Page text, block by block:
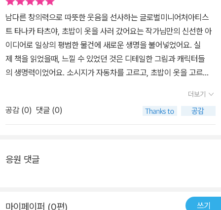
은 뒤 펼쳐보는 상상의 나래는 정말 재미있어 할 거에요 루나는 자기
가 좋아하는 초코소라빵으로 기차를 만들어서 안에 사탕 친구들을 태
우겠다며 즐거워 했는데요 강요하지 않아도 혼자서 이것 저것 상상하
느라 신이 난 아이 모습에 저도 덩달아 기분이 좋아지는 느낌이 들었
어요​아이에게 생각하고 상상하는 즐거움을 일깨워 줄 멋진 그림책을
찾으시는 분들께는 타나카 타츠야 작가님의 작품 ' 초밥이 옷을 사러
고상상하기 시작했다.아이들의 상상력을 자극하고스스로 새로운 상
상을 하게 만들어 주는 책인 것 같다.그리고옷 사러 갈 때,머리 깎으러
갈 때,샌드위치를 만들거나 살 때만두를 먹을 때 등등생활 속에서이
책이 많이 생각나게 될 것 같다.[출판사로부터 도서 협찬을 받았고 본
인의 주관적인 견해에 의하여 작성함]
남다른 창의력으로 따뜻한 웃음을 선사하는 글로벌미니어처아티스
트 타나카 타츠야, 초밥이 옷을 사러 갔어요는 작가님만의 신선한 아
이디어로 일상의 평범한 물건에 새로운 생명을 불어넣었어요. 실
제 책을 읽었을때, 느낄 수 있었던 것은 디테일한 그림과 캐릭터들
의 생명력이었어요. 소시지가 자동차를 고르고, 초밥이 옷을 고르
도 모르게 함께 웃고 함께 상상하게 되더라구요 : )이 책은 평소 유투
브나 게임 콘텐츠에 익숙해져 있었던 아이들의 상상력과 창의력을 키
워주는데 좋은 재료가 될 거라고 생각해요. 저희 큰 딸은 처음에는 자
에는 어떻게 이런 생각을 할 수있지?? 라며 계속 감탄을 하더라구
려 줄 거예요저와 제 아이가 느낀 그 즐거움을 다른 분들도 함께 나눴
더보기
공감 (0) 댓글 (0)
응원 댓글
마이페이퍼 (0편) 쓰기